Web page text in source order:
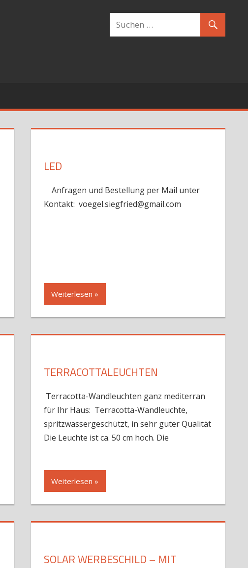
LED
Anfragen und Bestellung per Mail unter
Kontakt: voegel.siegfried@gmail.com
Weiterlesen »
TERRACOTTALEUCHTEN
Terracotta-Wandleuchten ganz mediterran
für Ihr Haus: Terracotta-Wandleuchte,
spritzwassergeschützt, in sehr guter Qualität
Die Leuchte ist ca. 50 cm hoch. Die
Weiterlesen »
SOLAR WERBESCHILD – MIT